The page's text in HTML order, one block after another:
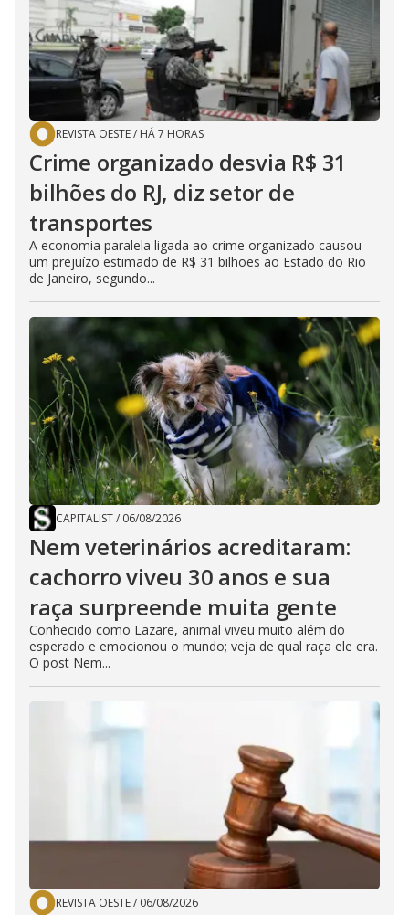
REVISTA OESTE/ HÁ 7 HORAS
Crime organizado desvia R$ 31
bilhões do RJ, diz setor de
transportes
A economia paralela ligada ao crime organizado causou
um prejuízo estimado de R$ 31 bilhões ao Estado do Rio
de Janeiro, segundo...
CAPITALIST/ 06/08/2026
Nem veterinários acreditaram:
cachorro viveu 30 anos e sua
raça surpreende muita gente
Conhecido como Lazare, animal viveu muito além do
esperado e emocionou o mundo; veja de qual raça ele era.
O post Nem...
REVISTA OESTE/ 06/08/2026